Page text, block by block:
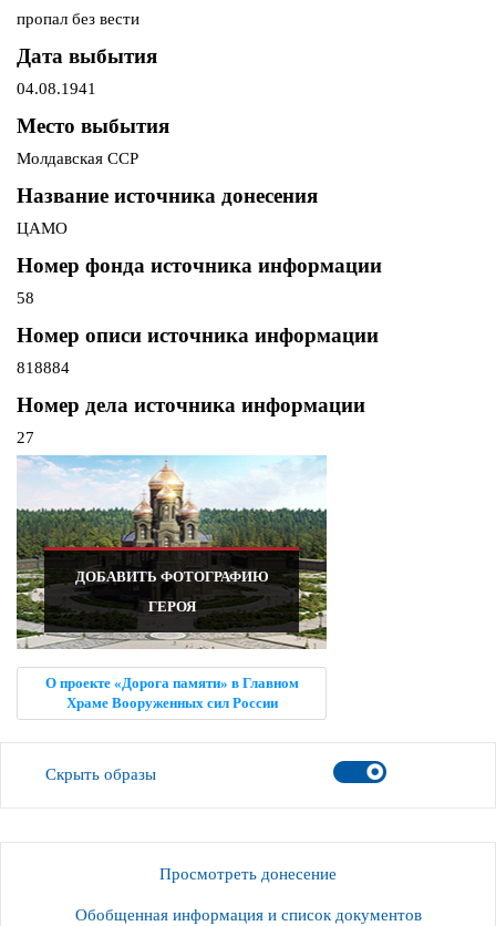
пропал без вести
Дата выбытия
04.08.1941
Место выбытия
Молдавская ССР
Название источника донесения
ЦАМО
Номер фонда источника информации
58
Номер описи источника информации
818884
Номер дела источника информации
27
ДОБАВИТЬ ФОТОГРАФИЮ
ГЕРОЯ
О проекте «Дорога памяти» в Главном
Храме Вооруженных сил России
Скрыть образы
Просмотреть донесение
Обобщенная информация и список документов